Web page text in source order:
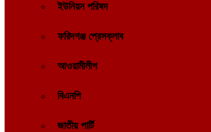
ইউনিয়ন পরিষদ
ফরিদগঞ্জ প্রেসক্লাব
আওয়ামীলীগ
বিএনপি
জাতীয় পার্টি